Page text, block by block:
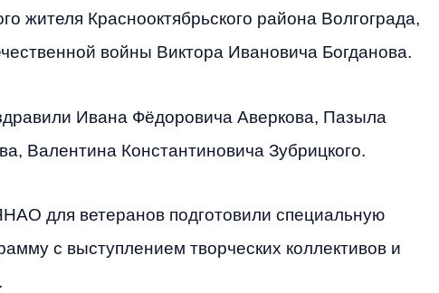
жителя Краснооктябрьского района Волгограда,
войны Виктора Ивановича Богданова.
Ивана Фёдоровича Аверкова, Пазыла
Валентина Константиновича Зубрицкого.
для ветеранов подготовили специальную
с выступлением творческих коллективов и